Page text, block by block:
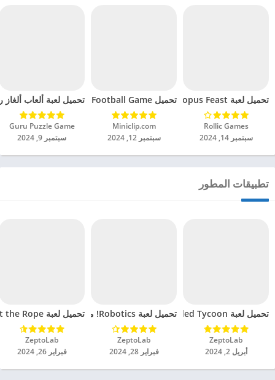
تحميل لعبة Octopus Feast مهكرة للاندرويد 2024
Rollic Games‏
سبتمبر 14, 2024
تحميل Soccer Hero PvP Football Game مهكرة للاندرويد 2024
Miniclip.com‏
سبتمبر 12, 2024
تحميل لعبة ألعاب ألغاز
Guru Puzzle Game‏
سبتمبر 9, 2024
تطبيقات المطور
تحميل لعبة Overcrowded Tycoon مهكرة للاندرويد 2024
ZeptoLab‏
أبريل 2, 2024
تحميل لعبة Robotics! مهكرة للاندرويد 2024
ZeptoLab‏
فبراير 28, 2024
تحميل لعبة Cut the Rope مهكرة للاندرويد 2024
ZeptoLab‏
فبراير 26, 2024